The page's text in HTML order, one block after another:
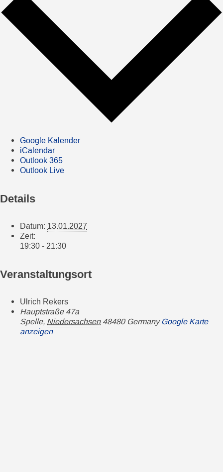
Google Kalender
iCalendar
Outlook 365
Outlook Live
Details
Datum: 13.01.2027
Zeit:
19:30 - 21:30
Veranstaltungsort
Ulrich Rekers
Hauptstraße 47a
Spelle, Niedersachsen 48480 Germany Google Karte
anzeigen